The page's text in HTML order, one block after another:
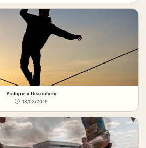
Pratique o Desconforto
18/03/2019